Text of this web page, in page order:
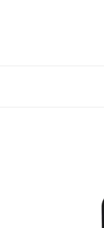
e riconosciuto nel
un’esperienza